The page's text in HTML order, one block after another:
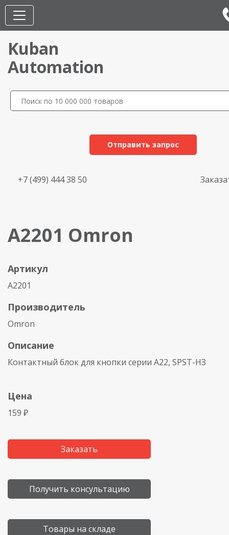
Kuban
Automation
Отправить запрос
+7 (499) 444 38 50
A2201 Omron
Артикул
A2201
Производитель
Omron
Описание
Контактный блок для кнопки серии А22, SPST-НЗ
Цена
159 ₽
Заказать
Получить консультацию
Товары на складе